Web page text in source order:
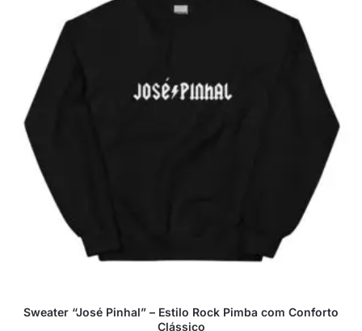
Sweater “José Pinhal” – Estilo Rock Pimba com Conforto
Clássico